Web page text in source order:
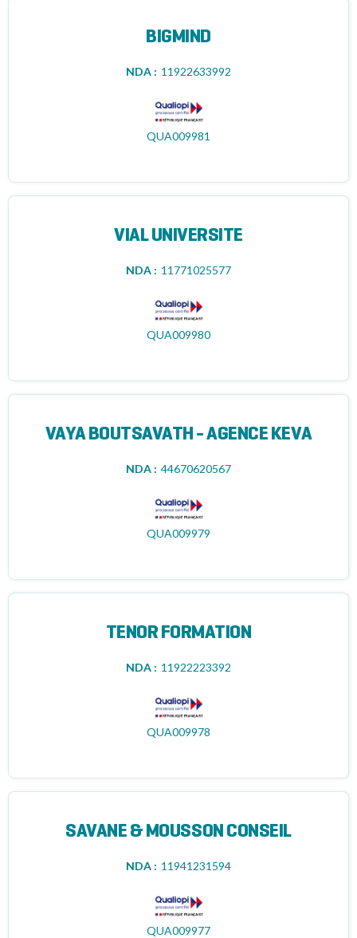
BIGMIND
NDA : 11922633992
QUA009981
VIAL UNIVERSITE
NDA : 11771025577
QUA009980
VAYA BOUTSAVATH - AGENCE KEVA
NDA : 44670620567
QUA009979
TENOR FORMATION
NDA : 11922223392
QUA009978
SAVANE & MOUSSON CONSEIL
NDA : 11941231594
QUA009977